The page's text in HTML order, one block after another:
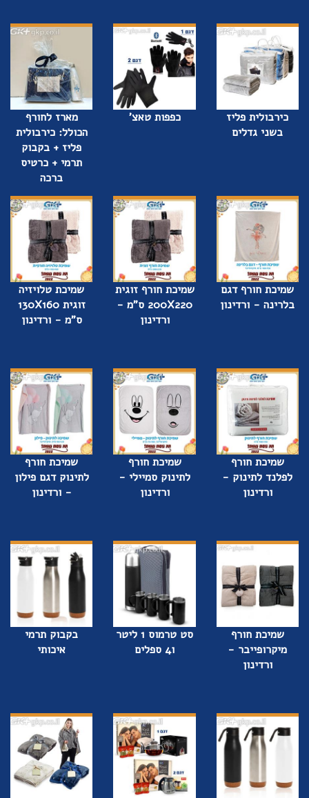
כירבולית פליז
בשני גדלים
כפפות טאצ'
מארז לחורף
הכולל: כירבולית
פליז + בקבוק
תרמי + כרטיס
ברכה
שמיכת חורף דגם
בלרינה - ורדינון
שמיכת חורף זוגית
200X220 ס"מ -
ורדינון
שמיכת טלויזיה
זוגית 130X160
ס"מ - ורדינון
שמיכת חורף
לפלנד לתינוק -
ורדינון
שמיכת חורף
לתינוק סמיילי -
ורדינון
שמיכת חורף
לתינוק דגם פילון
- ורדינון
שמיכת חורף
מיקרופייבר -
ורדינון
סט טרמוס 1 ליטר
ו4 ספלים
בקבוק תרמי
איכותי